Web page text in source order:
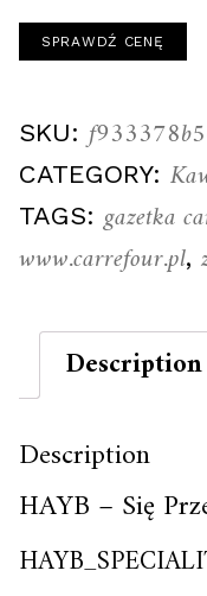
SPRAWDŹ CENĘ
SKU:
CATEGORY:
TAGS: gazetka
www.carrefour.pl,
Description
Description
HAYB – Się